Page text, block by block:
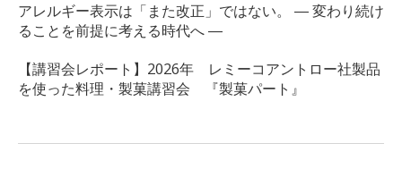
アレルギー表示は「また改正」ではない。 ― 変わり続け
ることを前提に考える時代へ ―
【講習会レポート】2026年 レミーコアントロー社製品
を使った料理・製菓講習会 『製菓パート』